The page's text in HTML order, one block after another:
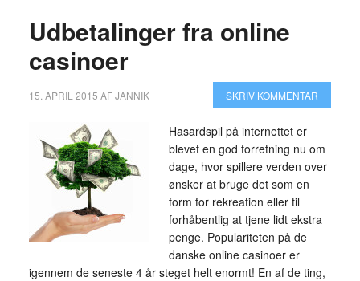
Udbetalinger fra online
casinoer
15. APRIL 2015 AFJANNIK SKRIV KOMMENTAR
Hasardspil på internettet er
blevet en god forretning nu om
dage, hvor spillere verden over
ønsker at bruge det som en
form for rekreation eller til
forhåbentlig at tjene lidt ekstra
penge. Populariteten på de
danske online casinoer er
igennem de seneste 4 år steget helt enormt! En af de ting,